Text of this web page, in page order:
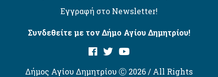
Εγγραφή στο Newsletter!
Συνδεθείτε με τον Δήμο Αγίου Δημητρίου!
Δήμος Αγίου Δημητρίου Ⓒ 2026 / All Rights